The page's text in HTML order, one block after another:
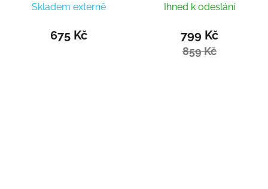
Skladem externě
675 Kč
Ihned k odeslání
799 Kč
859 Kč